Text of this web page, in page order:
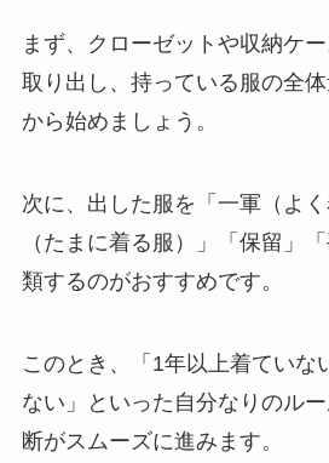
まず、クローゼットや収納ケ
取り出し、持っている服の全
から始めましょう。
次に、出した服を「一軍（よ
（たまに着る服）」「保留」
類するのがおすすめです。
このとき、「1年以上着ていな
ない」といった自分なりのル
断がスムーズに進みます。